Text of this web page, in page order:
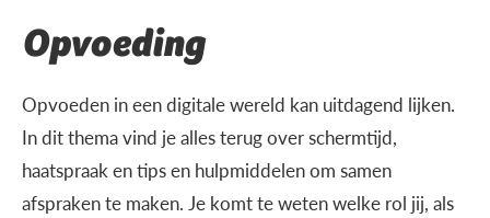
Opvoeding
Opvoeden in een digitale wereld kan uitdagend lijken.
In dit thema vind je alles terug over schermtijd,
haatspraak en tips en hulpmiddelen om samen
afspraken te maken. Je komt te weten welke rol jij, als